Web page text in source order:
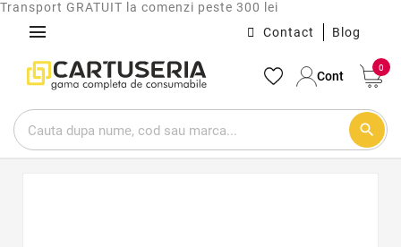
Transport GRATUIT la comenzi peste 300 lei
menu Contact Blog
Cont
0
search